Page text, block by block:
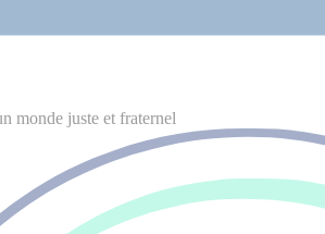
monde juste et fraternel